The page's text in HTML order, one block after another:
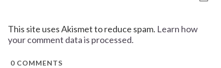
This site uses Akismet to reduce spam. Learn how
your comment data is processed.
0 COMMENTS